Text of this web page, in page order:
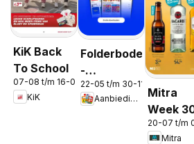
KiK Back
To School
07-08 t/m 16-08-2026
KiK
Folderbode
-
Aanbiedingen
in de app
22-05 t/m 30-11-2026
Aanbiedingen
Mitra
Week
31
20-07 t/m
Mitra